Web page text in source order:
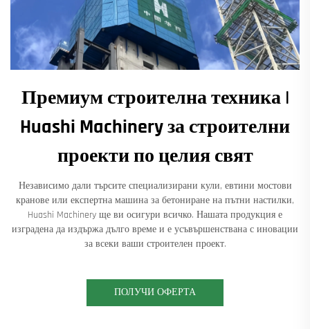
Премиум строителна техника |
Huashi Machinery за строителни
проекти по целия свят
Независимо дали търсите специализирани кули, евтини мостови
кранове или експертна машина за бетониране на пътни настилки,
Huashi Machinery ще ви осигури всичко. Нашата продукция е
изградена да издържа дълго време и е усъвършенствана с иновации
за всеки ваши строителен проект.
ПОЛУЧИ ОФЕРТА